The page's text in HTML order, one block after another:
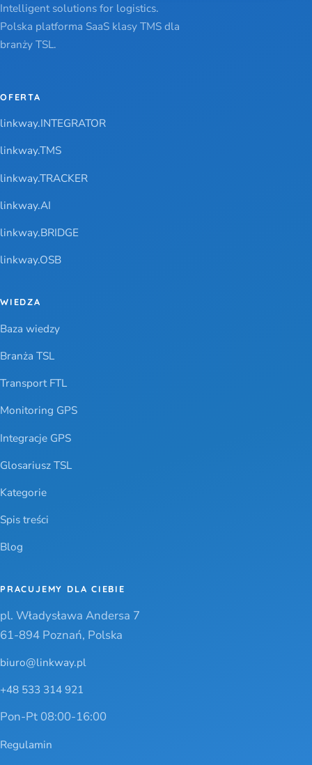
Intelligent solutions for logistics.
Polska platforma SaaS klasy TMS dla
branży TSL.
OFERTA
linkway.INTEGRATOR
linkway.TMS
linkway.TRACKER
linkway.AI
linkway.BRIDGE
linkway.OSB
WIEDZA
Baza wiedzy
Branża TSL
Transport FTL
Monitoring GPS
Integracje GPS
Glosariusz TSL
Kategorie
Spis treści
Blog
PRACUJEMY DLA CIEBIE
pl. Władysława Andersa 7
61-894 Poznań, Polska
biuro@linkway.pl
+48 533 314 921
Pon-Pt 08:00-16:00
Regulamin